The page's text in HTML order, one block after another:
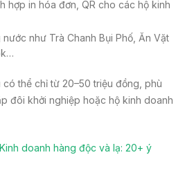
hợp in hóa đơn, QR cho các hộ kinh
như Trà Chanh Bụi Phố, Ăn Vặt
thể chỉ từ 20–50 triệu đồng, phù
đôi khởi nghiệp hoặc hộ kinh doanh
Kinh doanh hàng độc và lạ: 20+ ý